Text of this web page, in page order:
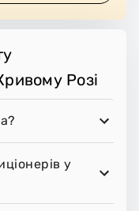
Розі
у